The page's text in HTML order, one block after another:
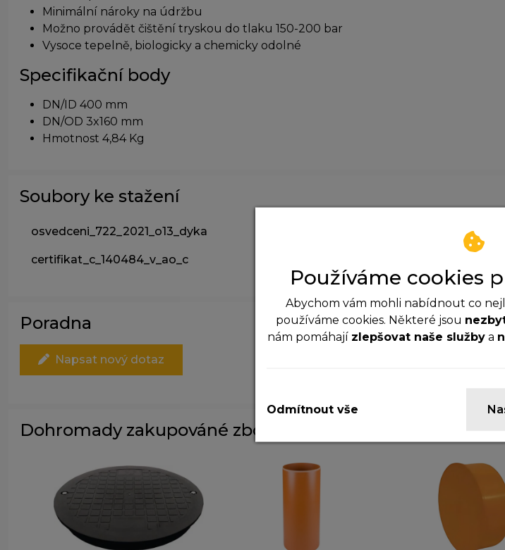
Minimální nároky na údržbu
Možno provádět čištění tryskou do tlaku 150-200 bar
Vysoce tepelně, biologicky a chemicky odolné
Specifikační body
DN/ID 400 mm
DN/OD 3x160 mm
Hmotnost 4,84 Kg
Soubory ke stažení
osvedceni_722_2021_o13_dyka
certifikat_c_140484_v_ao_c
Poradna
Napsat nový dotaz
Dohromady zakupováné zboží
Používáme cookies
Abychom vám mohli nabídnout co
používáme cookies. Některé jsou
nám pomáhají zlepšovat naše služby a
Tyhle cookies jsou důležité pro
vypnout.
Pomáhají nám sledovat
zjistíme, co funguje a co ne, takže
Tyhle cookies nastavují naši
zobrazovat relevantní reklamy na
Odmítnout vše